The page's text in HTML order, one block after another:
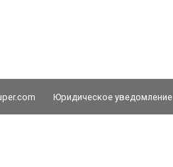
Юридическое уведомление